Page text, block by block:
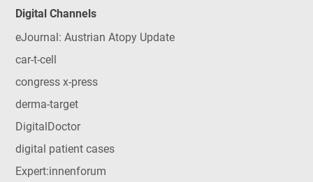
Digital Channels
eJournal: Austrian Atopy Update
car-t-cell
congress x-press
derma-target
DigitalDoctor
digital patient cases
Expert:innenforum